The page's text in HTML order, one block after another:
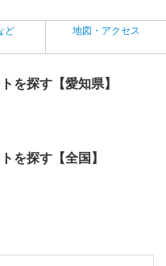
ど 地図・アクセス
を探す【愛知県】
を探す【全国】